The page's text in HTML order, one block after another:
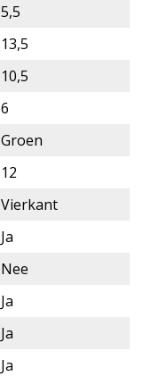
5,5
13,5
10,5
6
Groen
12
Vierkant
Ja
Nee
Ja
Ja
Ja